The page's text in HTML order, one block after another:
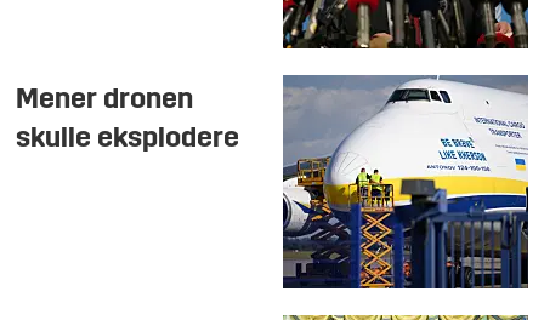
Mener dronen
skulle eksplodere